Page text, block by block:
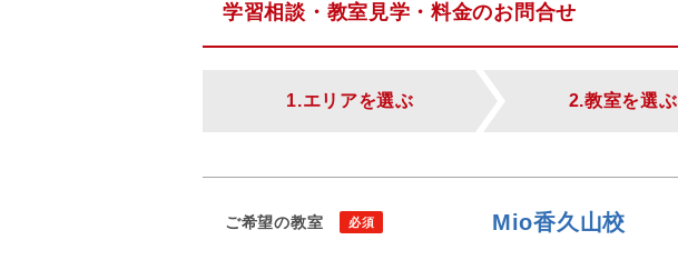
学習相談・教室見学・料金のお問合せ
1.エリアを選ぶ 2.教室を選ぶ
ご希望の教室 Mio香久山校